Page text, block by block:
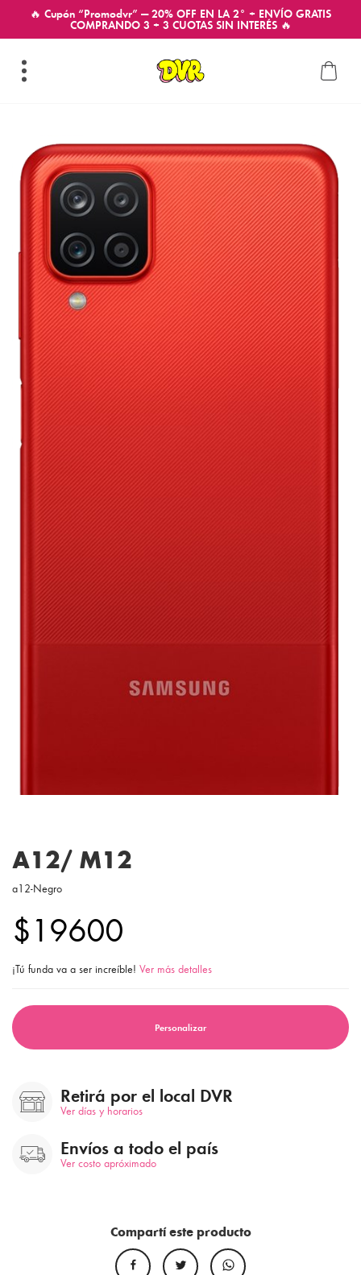
🔥 Cupón “Promodvr” — 20% OFF EN LA 2° + ENVÍO GRATIS
COMPRANDO 3 + 3 CUOTAS SIN INTERÉS 🔥
A12/ M12
a12-Negro
$19600
¡Tú funda va a ser increíble! Ver más detalles
Personalizar
Retirá por el local DVR
Ver días y horarios
Envíos a todo el país
Ver costo apróximado
Compartí este producto